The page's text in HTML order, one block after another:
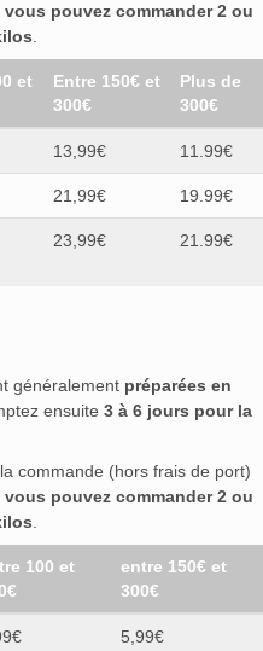
vous pouvez commander 2 ou
.
et
Entre 150€ et
300€
Plus de
300€
13,99€ 11.99€
21,99€ 19.99€
23,99€ 21.99€
généralement préparées en
ensuite 3 à 6 jours pour la
commande (hors frais de port)
vous pouvez commander 2 ou
.
100 et
entre 150€ et
300€
5,99€